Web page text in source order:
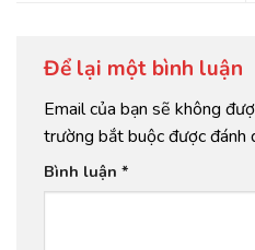
Để lại một bình luận
Email của bạn sẽ không
trường bắt buộc được đánh
Bình luận *